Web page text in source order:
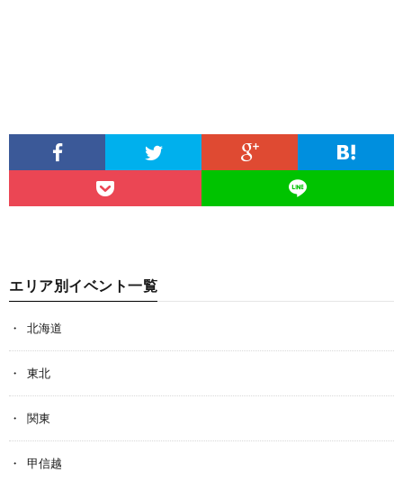
エリア別イベント一覧
北海道
東北
関東
甲信越